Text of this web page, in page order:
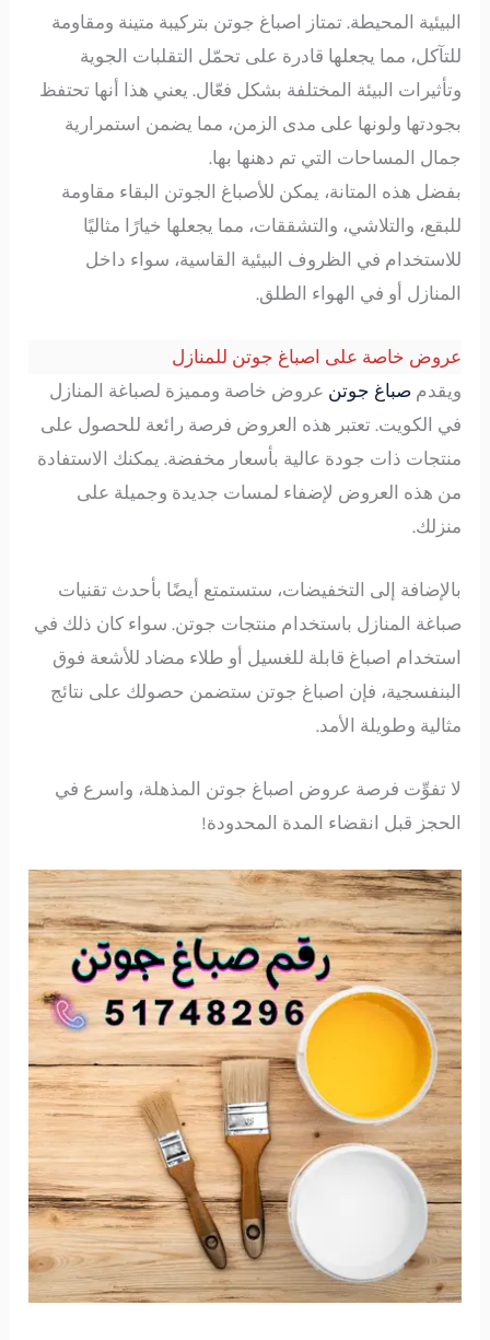
البيئية المحيطة. تمتاز اصباغ جوتن بتركيبة متينة ومقاومة
للتآكل، مما يجعلها قادرة على تحمّل التقلبات الجوية
وتأثيرات البيئة المختلفة بشكل فعّال. يعني هذا أنها تحتفظ
بجودتها ولونها على مدى الزمن، مما يضمن استمرارية
جمال المساحات التي تم دهنها بها.
بفضل هذه المتانة، يمكن للأصباغ الجوتن البقاء مقاومة
للبقع، والتلاشي، والتشققات، مما يجعلها خيارًا مثاليًا
للاستخدام في الظروف البيئية القاسية، سواء داخل
المنازل أو في الهواء الطلق.
عروض خاصة على اصباغ جوتن للمنازل
ويقدمصباغ جوتن عروض خاصة ومميزة لصباغة المنازل
في الكويت. تعتبر هذه العروض فرصة رائعة للحصول على
منتجات ذات جودة عالية بأسعار مخفضة. يمكنك الاستفادة
من هذه العروض لإضفاء لمسات جديدة وجميلة على
منزلك.
بالإضافة إلى التخفيضات، ستستمتع أيضًا بأحدث تقنيات
صباغة المنازل باستخدام منتجات جوتن. سواء كان ذلك في
استخدام اصباغ قابلة للغسيل أو طلاء مضاد للأشعة فوق
البنفسجية، فإن اصباغ جوتن ستضمن حصولك على نتائج
مثالية وطويلة الأمد.
لا تفوِّت فرصة عروض اصباغ جوتن المذهلة، واسرع في
الحجز قبل انقضاء المدة المحدودة!